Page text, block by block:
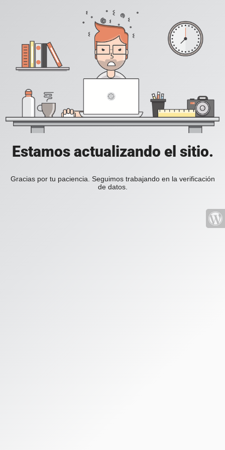
Estamos actualizando el sitio.
Gracias por tu paciencia. Seguimos trabajando en la verificación
de datos.